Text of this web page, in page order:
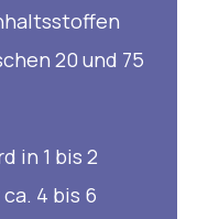
20 und 75
in 1 bis 2
4 bis 6